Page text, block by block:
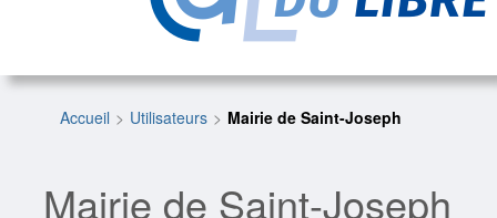
Accueil Utilisateurs Mairie de Saint-Joseph
Mairie de Saint-Joseph